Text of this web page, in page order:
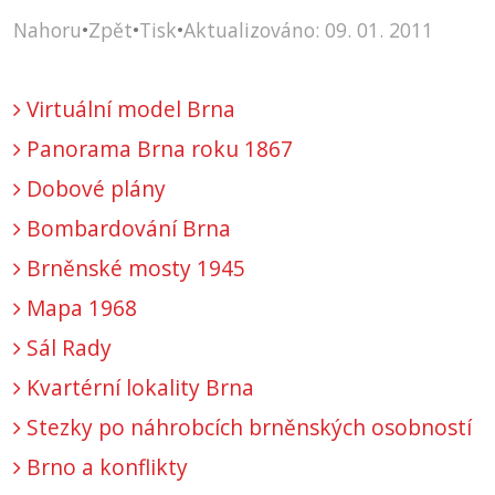
Nahoru•Zpět•Tisk•Aktualizováno: 09. 01. 2011
Virtuální model Brna
Panorama Brna roku 1867
Dobové plány
Bombardování Brna
Brněnské mosty 1945
Mapa 1968
Sál Rady
Kvartérní lokality Brna
Stezky po náhrobcích brněnských osobností
Brno a konflikty